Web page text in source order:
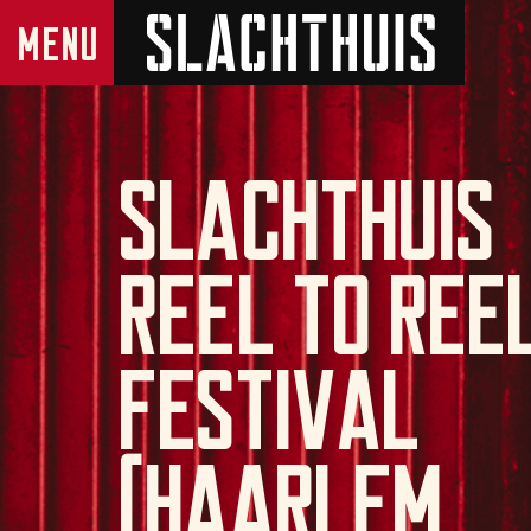
Slachthuis
Reel to
Festival
(Haarlem